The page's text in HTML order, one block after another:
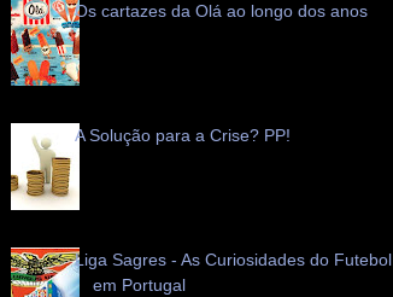
Os cartazes da Olá ao longo dos anos
A Solução para a Crise? PP!
Liga Sagres - As Curiosidades do Futebol
em Portugal